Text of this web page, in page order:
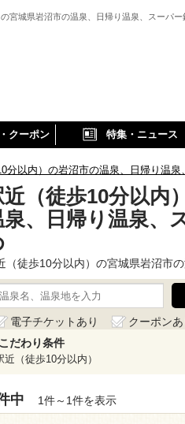
宮城県岩沼市の温泉、日帰り温泉、スーパー
クーポン 特集・ニュース
分以内）の岩沼市の温泉、日帰り温泉
近（徒歩10分以内
泉、日帰り温泉、
（徒歩10分以内）の宮城県岩沼市
電子チケットあり クーポンあ
こだわり条件
近（徒歩10分以内）
中 1件～1件を表示